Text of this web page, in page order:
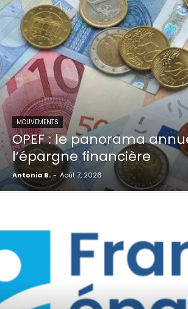
MOUVEMENTS
OPEF : le panorama
l’épargne financière
Antonia B. - Août 7, 2026